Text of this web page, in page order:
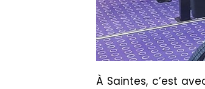
À Saintes, c’est